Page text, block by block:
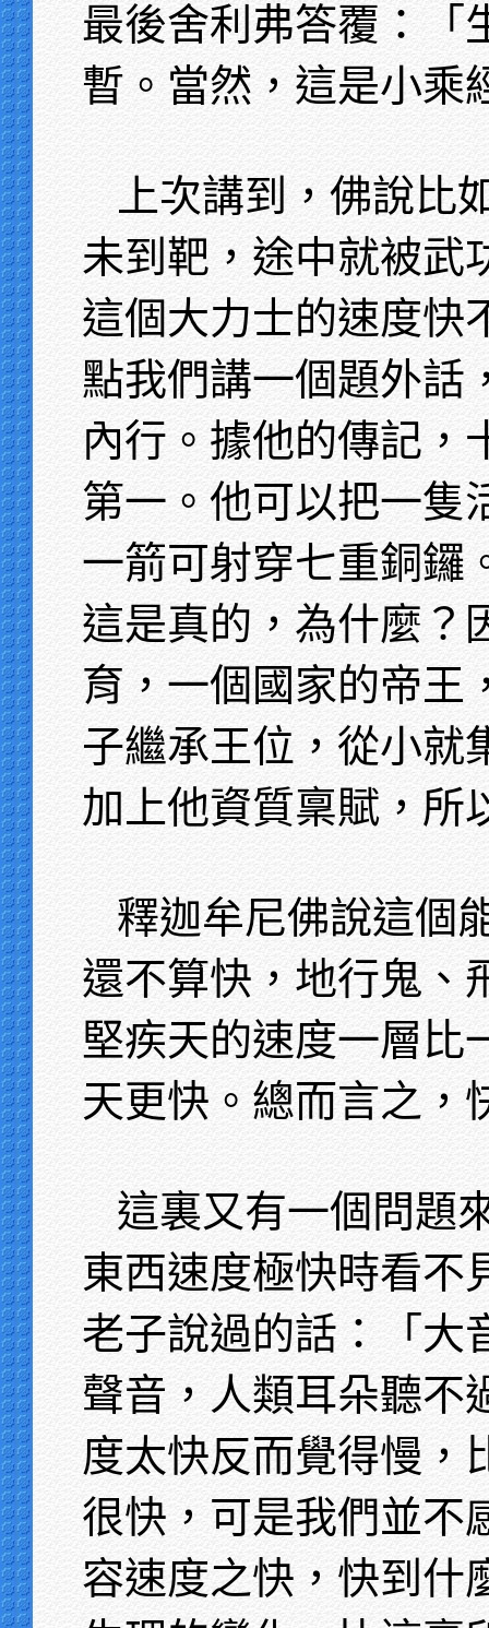
最後舍利弗答覆：「
暫。當然，這是小乘
上次講到，佛說比
未到靶，途中就被武
這個大力士的速度快
點我們講一個題外話
內行。據他的傳記，
第一。他可以把一隻
一箭可射穿七重銅鑼
這是真的，為什麼？
育，一個國家的帝王
子繼承王位，從小就
加上他資質稟賦，所
釋迦牟尼佛說這個
還不算快，地行鬼、
堅疾天的速度一層比
天更快。總而言之，
這裏又有一個問題
東西速度極快時看不
老子說過的話：「大
聲音，人類耳朵聽不
度太快反而覺得慢，
很快，可是我們並不
容速度之快，快到什